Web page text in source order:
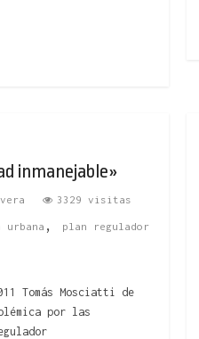
inmanejable»
3329 visitas
urbana , plan regulador
Tomás Mosciatti de
por las